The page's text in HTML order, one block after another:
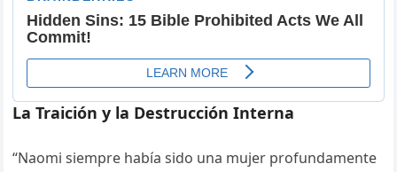
La Traición y la Destrucción Interna
“Naomi siempre había sido una mujer profundamente